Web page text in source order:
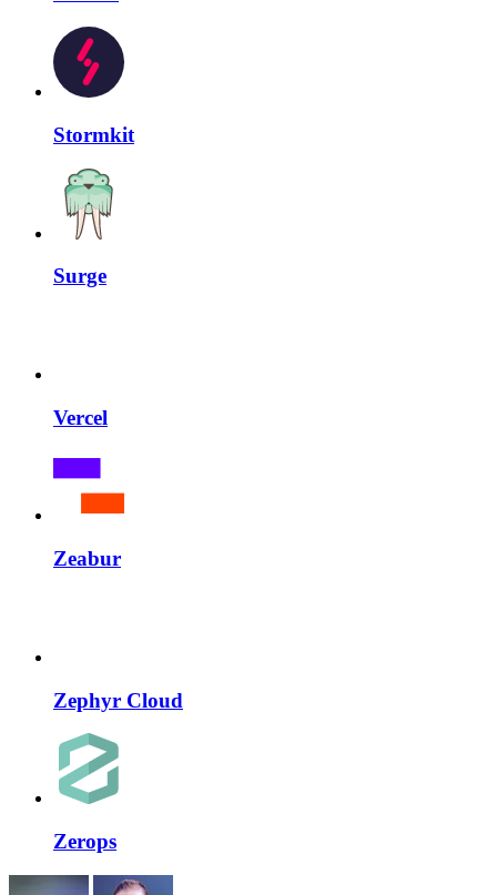
Stormkit
Surge
Vercel
Zeabur
Zephyr Cloud
Zerops